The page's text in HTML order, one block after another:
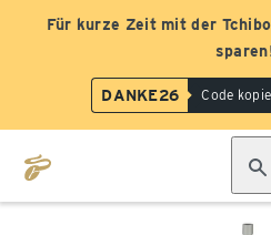
Für kurze Zeit mit der
DANKE26 Code